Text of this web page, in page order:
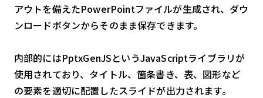
アウトを備えたPowerPointファイルが生成され、ダウ
ンロードボタンからそのまま保存できます。
内部的にはPptxGenJSというJavaScriptライブラリが
使用されており、タイトル、箇条書き、表、図形など
の要素を適切に配置したスライドが出力されます。